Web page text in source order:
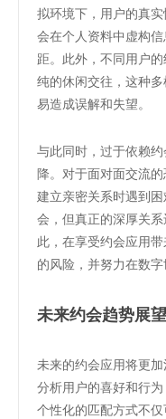
拟环境下，用户的真
会在个人资料中虚构
距。此外，不同用户
纯的休闲交往，这种
易造成误解和失望。
与此同时，过于依赖
降。对于面对面交流
建立亲密关系时遇到
会，但真正的深厚关
此，在享受约会应用
的风险，并努力在数
未来约会趋势展望
未来的约会应用将更
分析用户的喜好和行
个性化的匹配方式不